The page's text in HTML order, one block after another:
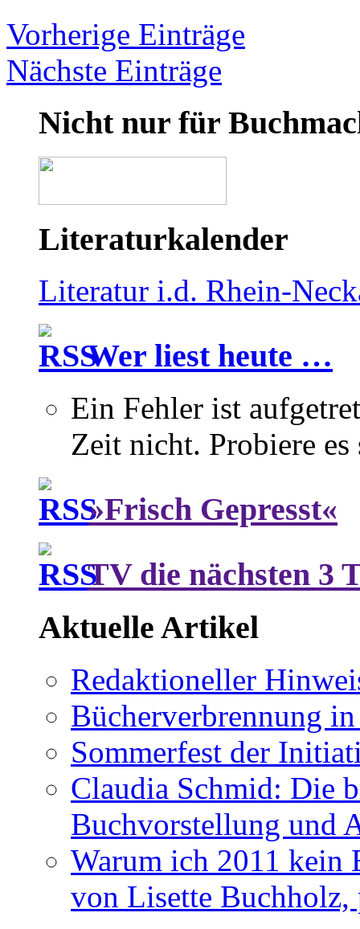
Vorherige Einträge
Nächste Einträge
Nicht nur für
Literaturkalender
Literatur i.d. Rhein-
Wer liest heute …
Ein Fehler ist
Zeit nicht. Probiere
»Frisch Gepresst«
TV die nächsten 3
Aktuelle Artikel
Redaktioneller
Bücherverbrennung
Sommerfest der
Claudia Schmid: Die
Buchvorstellung und
Warum ich 2011 kein
von Lisette Buchholz,